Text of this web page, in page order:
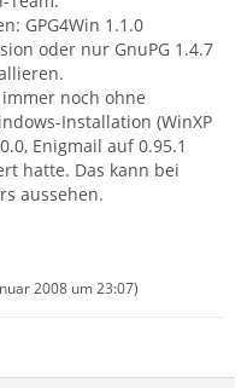
GPG4Win 1.1.0
oder nur GnuPG 1.4.7
noch ohne
Installation (WinXP
Enigmail auf 0.95.1
hatte. Das kann bei
aussehen.
2008 um 23:07)